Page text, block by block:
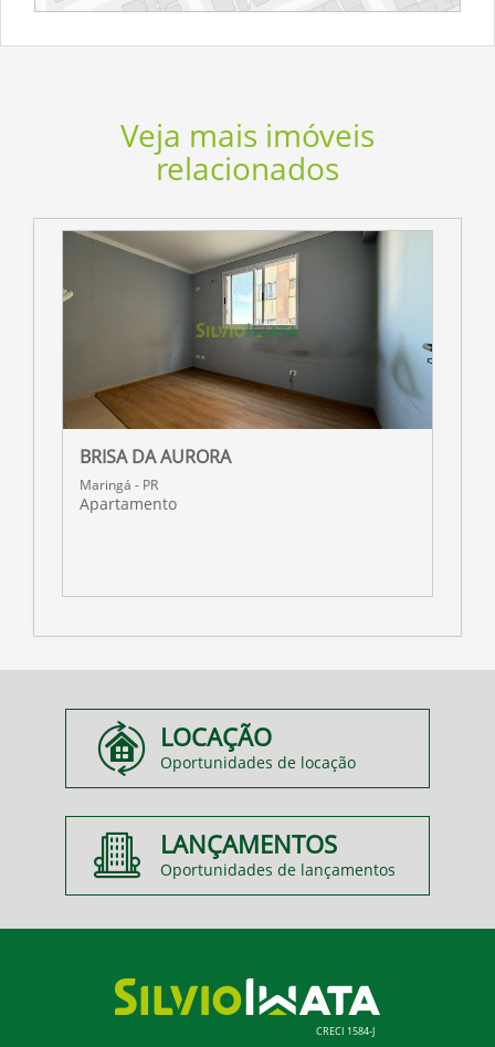
Veja mais imóveis
relacionados
BRISA DA AURORA
Maringá - PR
Apartamento
LOCAÇÃO
Oportunidades de locação
LANÇAMENTOS
Oportunidades de lançamentos
CRECI 1584-J